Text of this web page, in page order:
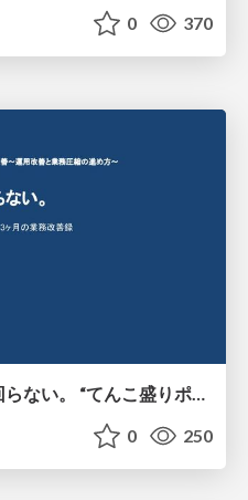
0 370
0 250